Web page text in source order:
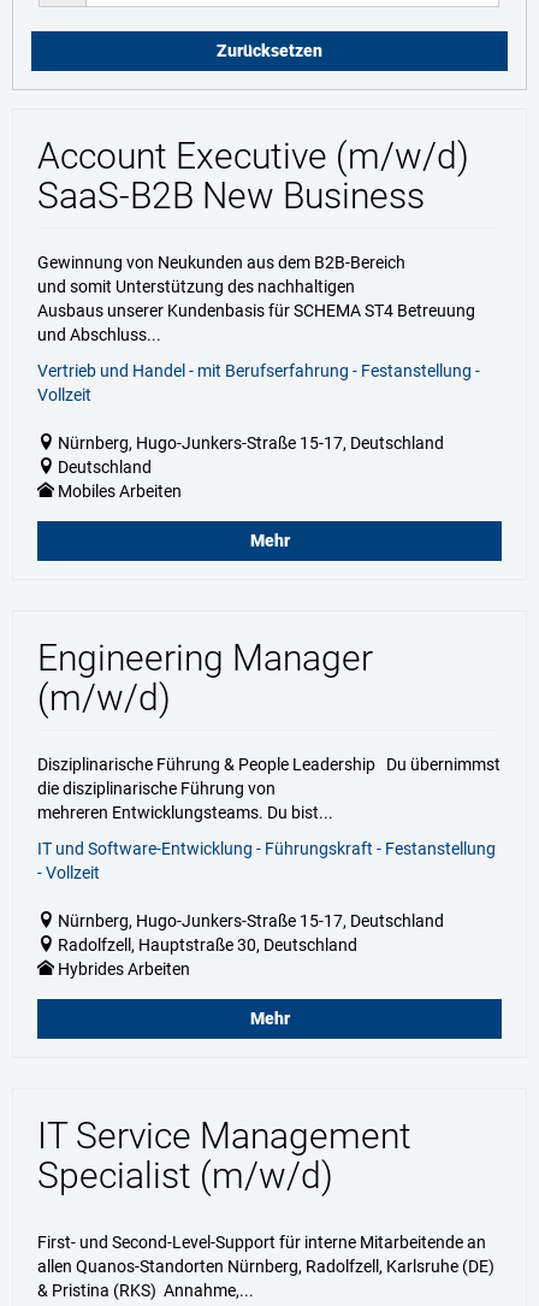
Zurücksetzen
Account Executive (m/w/d)
SaaS-B2B New Business
Gewinnung von Neukunden aus dem B2B-Bereich
und somit Unterstützung des nachhaltigen
Ausbaus unserer Kundenbasis für SCHEMA ST4 Betreuung
und Abschluss...
Vertrieb und Handel - mit Berufserfahrung - Festanstellung -
Vollzeit
Nürnberg, Hugo-Junkers-Straße 15-17, Deutschland
Deutschland
Mobiles Arbeiten
Mehr
Engineering Manager
(m/w/d)
Disziplinarische Führung & People Leadership Du übernimmst
die disziplinarische Führung von
mehreren Entwicklungsteams. Du bist...
IT und Software-Entwicklung - Führungskraft - Festanstellung
- Vollzeit
Nürnberg, Hugo-Junkers-Straße 15-17, Deutschland
Radolfzell, Hauptstraße 30, Deutschland
Hybrides Arbeiten
Mehr
IT Service Management
Specialist (m/w/d)
First- und Second-Level-Support für interne Mitarbeitende an
allen Quanos-Standorten Nürnberg, Radolfzell, Karlsruhe (DE)
& Pristina (RKS) Annahme,...